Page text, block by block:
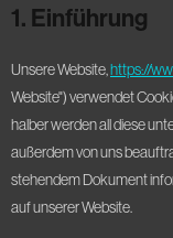
1. Einführung
Unsere Website,https://
Website") verwendet
halber werden all diese
außerdem von uns
stehendem Dokument
auf unserer Website.